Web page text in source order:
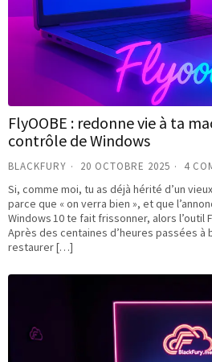
FlyOOBE : redonne vie à ta
contrôle de Windows
BLACKFURY 20 OCTOBRE 2025 4
Si, comme moi, tu as déjà hérité d’un
parce que « on verra bien », et que
Windows 10 te fait frissonner, alors l’outil
Après des centaines d’heures passées
restaurer […]